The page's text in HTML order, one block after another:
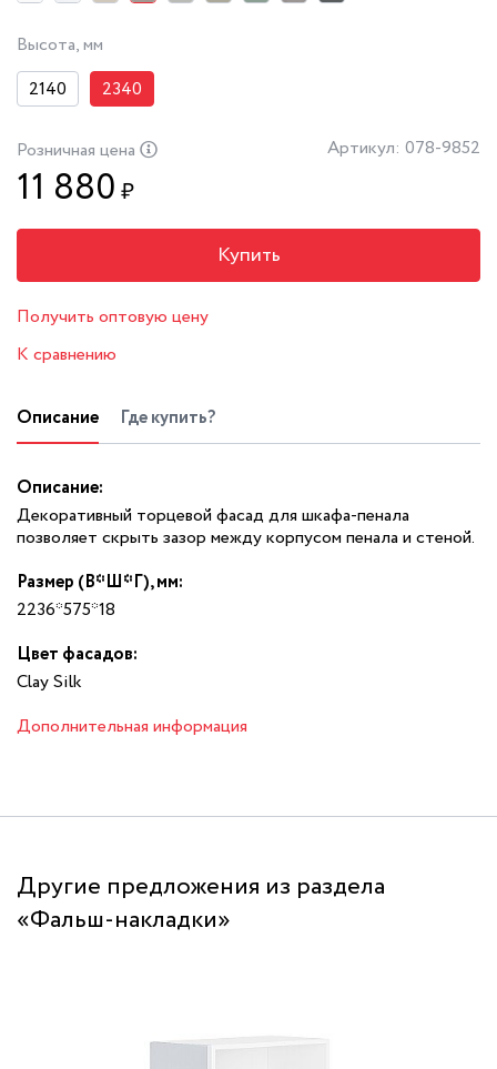
Высота, мм
2140
2340
Розничная цена
11 880 ₽
Артикул: 078-9852
Купить
Получить оптовую цену
К сравнению
Описание Где купить?
Описание:
Декоративный торцевой фасад для шкафа-пенала
позволяет скрыть зазор между корпусом пенала и стеной.
Размер (В*Ш*Г), мм:
2236*575*18
Цвет фасадов:
Clay Silk
Дополнительная информация
Другие предложения из раздела
«Фальш-накладки»